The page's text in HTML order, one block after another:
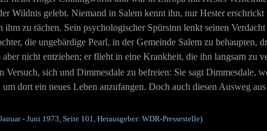
Wildnis gelebt. Niemand in Salem kennt ihn, nur Hester
zu rächen. Sein psychologischer Spürsinn lenkt seinen
die ungebärdige Pearl, in der Gemeinde Salem zu
nicht entziehen; er flieht in eine Krankheit, die ihn langsam zu
sich und Dimmesdale zu befreien: Sie sagt
dort ein neues Leben anzufangen. Doch auch diesen Ausweg
- Juni 1973, Seite 101, Herausgeber: WDR-Pressestelle)